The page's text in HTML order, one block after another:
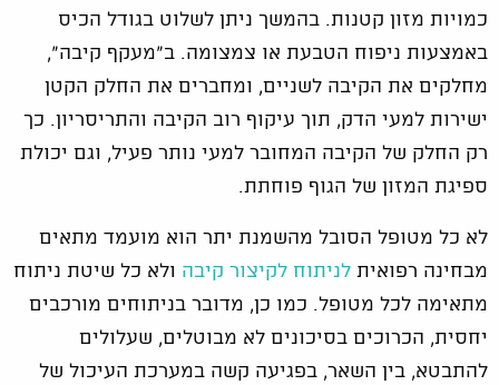
כמויות מזון קטנות. בהמשך ניתן לשלוט בגודל הכיס
באמצעות ניפוח הטבעת או צמצומה. ב"מעקף קיבה",
מחלקים את הקיבה לשניים, ומחברים את החלק הקטן
ישירות למעי הדק, תוך עיקוף רוב הקיבה והתריסריון. כך
רק החלק של הקיבה המחובר למעי נותר פעיל, וגם יכולת
ספיגת המזון של הגוף פוחתת.
לא כל מטופל הסובל מהשמנת יתר הוא מועמד מתאים
מבחינה רפואית לניתוח לקיצור קיבה ולא כל שיטת ניתוח
מתאימה לכל מטופל. כמו כן, מדובר בניתוחים מורכבים
יחסית, הכרוכים בסיכונים לא מבוטלים, שעלולים
להתבטא, בין השאר, בפגיעה קשה במערכת העיכול של